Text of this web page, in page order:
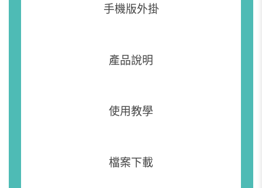
手機版外掛
產品說明
使用教學
檔案下載